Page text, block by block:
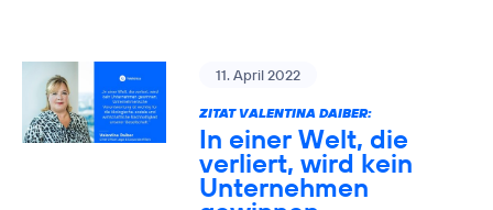
11. April 2022
ZITAT VALENTINA DAIBER:
In einer Welt, die
verliert, wird kein
Unternehmen